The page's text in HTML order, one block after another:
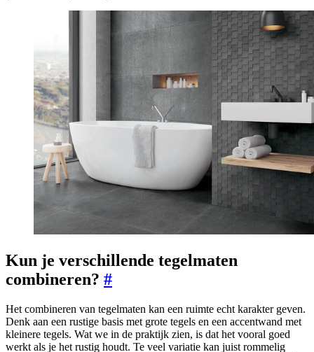
Kun je verschillende tegelmaten
combineren? #
Het combineren van tegelmaten kan een ruimte echt karakter geven.
Denk aan een rustige basis met grote tegels en een accentwand met
kleinere tegels. Wat we in de praktijk zien, is dat het vooral goed
werkt als je het rustig houdt. Te veel variatie kan juist rommelig